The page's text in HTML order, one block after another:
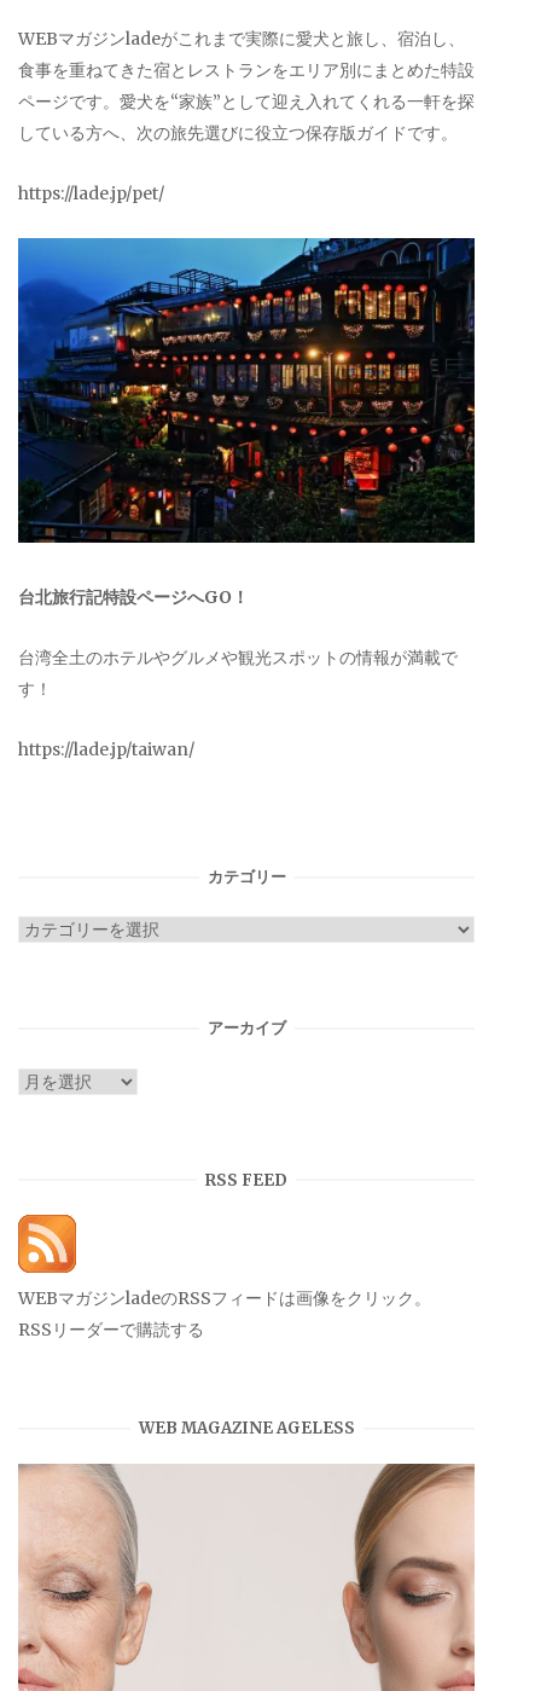
WEBマガジンladeがこれまで実際に愛犬と旅し、宿泊し、
食事を重ねてきた宿とレストランをエリア別にまとめた特設
ページです。愛犬を“家族”として迎え入れてくれる一軒を探
している方へ、次の旅先選びに役立つ保存版ガイドです。
https://lade.jp/pet/
台北旅行記特設ページへGO！
台湾全土のホテルやグルメや観光スポットの情報が満載で
す！
https://lade.jp/taiwan/
カテゴリー
カ
アーカイブ
ア
RSS FEED
WEBマガジンladeのRSSフィードは画像をクリック。
RSSリーダーで購読する
WEB MAGAZINE AGELESS